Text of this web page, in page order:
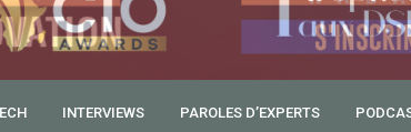
INTERVIEWS PAROLES D’EXPERTS